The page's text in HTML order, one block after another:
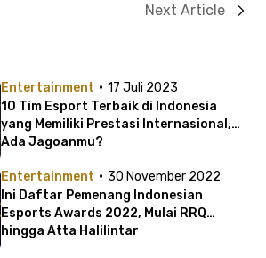
Next Article
Entertainment · 17 Juli 2023
10 Tim Esport Terbaik di Indonesia
yang Memiliki Prestasi Internasional,
Ada Jagoanmu?
Entertainment · 30 November 2022
Ini Daftar Pemenang Indonesian
Esports Awards 2022, Mulai RRQ
hingga Atta Halilintar